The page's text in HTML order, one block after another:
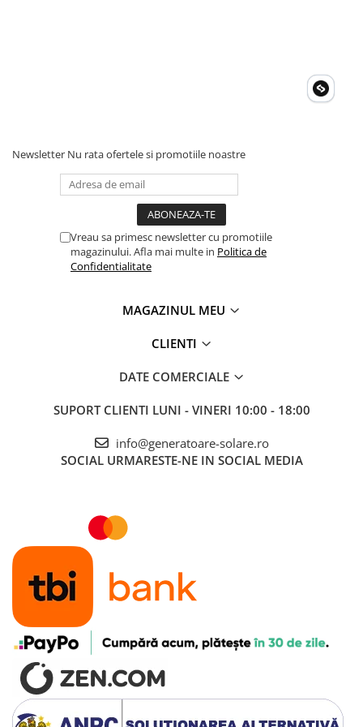
Newsletter Nu rata ofertele si promotiile noastre
Vreau sa primesc newsletter cu promotiile
magazinului. Afla mai multe in Politica de
Confidentialitate
MAGAZINUL MEU
CLIENTI
DATE COMERCIALE
SUPORT CLIENTI LUNI - VINERI 10:00 - 18:00
info@generatoare-solare.ro
SOCIAL URMARESTE-NE IN SOCIAL MEDIA